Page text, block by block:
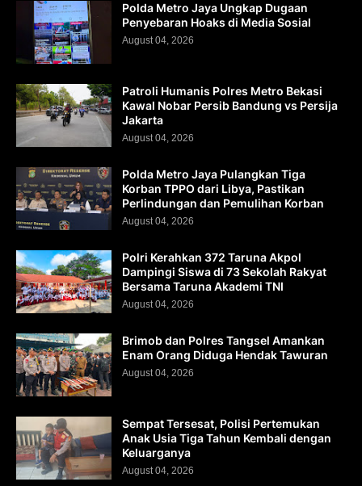
Polda Metro Jaya Ungkap Dugaan
Penyebaran Hoaks di Media Sosial
August 04, 2026
Patroli Humanis Polres Metro Bekasi
Kawal Nobar Persib Bandung vs Persija
Jakarta
August 04, 2026
Polda Metro Jaya Pulangkan Tiga
Korban TPPO dari Libya, Pastikan
Perlindungan dan Pemulihan Korban
August 04, 2026
Polri Kerahkan 372 Taruna Akpol
Dampingi Siswa di 73 Sekolah Rakyat
Bersama Taruna Akademi TNI
August 04, 2026
Brimob dan Polres Tangsel Amankan
Enam Orang Diduga Hendak Tawuran
August 04, 2026
Sempat Tersesat, Polisi Pertemukan
Anak Usia Tiga Tahun Kembali dengan
Keluarganya
August 04, 2026